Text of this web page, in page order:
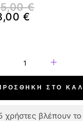
5,00€
€
ΣΤΟ
χρήστες βλέπουν